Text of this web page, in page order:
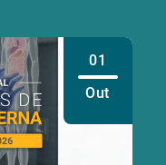
01
Out